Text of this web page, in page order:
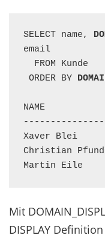
SELECT name,
email
ORDER BY
NAME
Xaver Blei
Christian
Martin Eile
Mit
DISPLAY